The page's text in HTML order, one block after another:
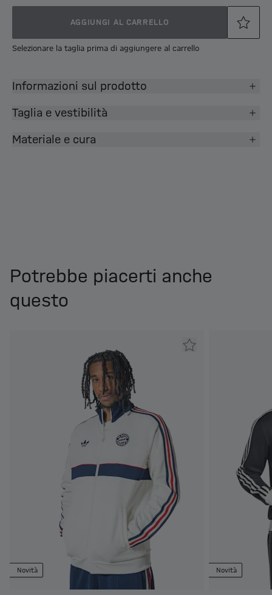
AGGIUNGI AL CARRELLO
Selezionare la taglia prima di aggiungere al carrello
Informazioni sul prodotto
Taglia e vestibilità
Materiale e cura
Potrebbe piacerti anche
questo
Novità Novità